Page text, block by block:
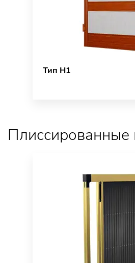
Тип H1
Плиссированные